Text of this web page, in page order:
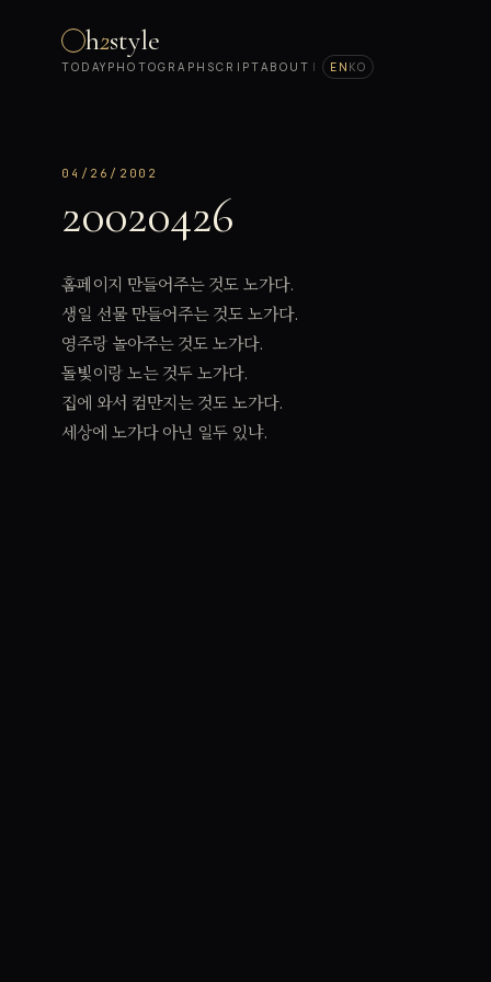
h2style
TODAY PHOTOGRAPH SCRIPTABOUT | EN KO
04/26/2002
20020426
홈페이지 만들어주는 것도 노가다.
생일 선물 만들어주는 것도 노가다.
영주랑 놀아주는 것도 노가다.
돌빛이랑 노는 것두 노가다.
집에 와서 컴만지는 것도 노가다.
세상에 노가다 아닌 일두 있냐.